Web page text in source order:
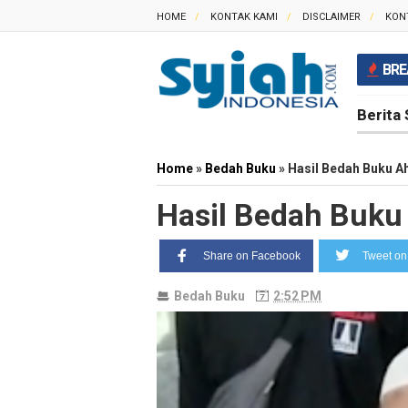
HOME KONTAK KAMI DISCLAIMER
Berita
Home» Bedah Buku » Hasil Bedah Buku
Hasil Bedah
Share on Facebook Tweet
Bedah Buku 2:52 PM